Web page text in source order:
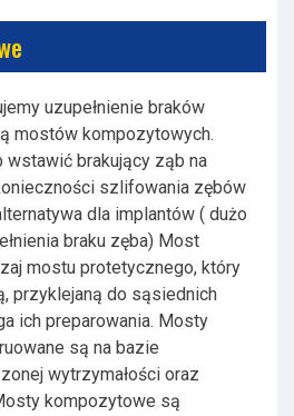
uzupełnienie braków
mostów kompozytowych.
wstawić brakujący ząb na
szlifowania zębów
dla implantów ( dużo
braku zęba) Most
mostu protetycznego, który
przyklejaną do sąsiednich
ich preparowania. Mosty
są na bazie
wytrzymałości oraz
kompozytowe są